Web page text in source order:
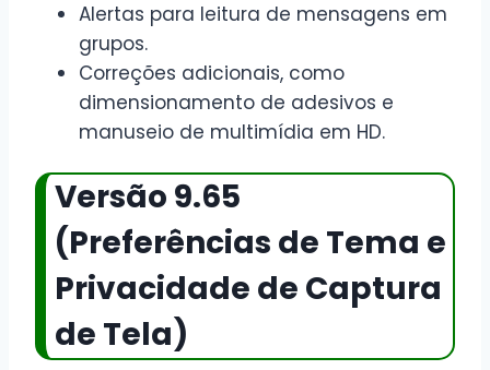
Alertas para leitura de mensagens em
grupos.
Correções adicionais, como
dimensionamento de adesivos e
manuseio de multimídia em HD.
Versão 9.65
(Preferências de Tema e
Privacidade de Captura
de Tela)